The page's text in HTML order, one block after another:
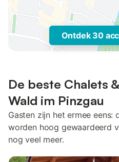
Ontdek 30
De beste Chalets
Wald im Pinzgau
Gasten zijn het ermee eens:
worden hoog gewaardeerd
nog veel meer.